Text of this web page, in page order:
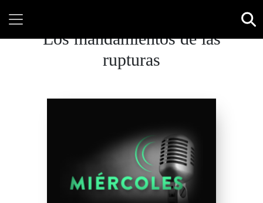
Los mandamientos de las
rupturas